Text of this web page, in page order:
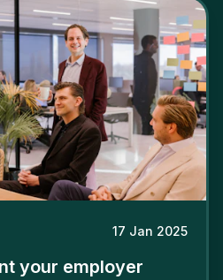
17 Jan 2025
your employer